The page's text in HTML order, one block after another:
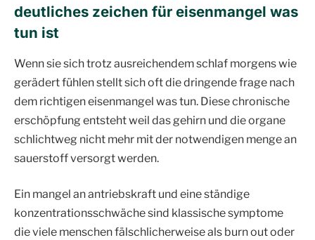
deutliches zeichen für eisenmangel was
tun ist
Wenn sie sich trotz ausreichendem schlaf morgens wie
gerädert fühlen stellt sich oft die dringende frage nach
dem richtigen eisenmangel was tun. Diese chronische
erschöpfung entsteht weil das gehirn und die organe
schlichtweg nicht mehr mit der notwendigen menge an
sauerstoff versorgt werden.
Ein mangel an antriebskraft und eine ständige
konzentrationsschwäche sind klassische symptome
die viele menschen fälschlicherweise als burn out oder